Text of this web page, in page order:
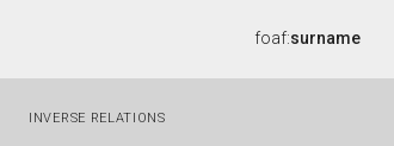
foaf:surname
INVERSE RELATIONS